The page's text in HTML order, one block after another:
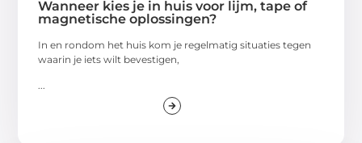
Wanneer kies je in huis voor lijm, tape of
magnetische oplossingen?
In en rondom het huis kom je regelmatig situaties tegen
waarin je iets wilt bevestigen,
...